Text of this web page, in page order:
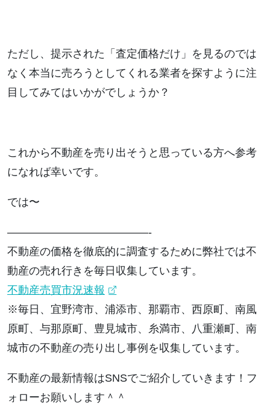
ただし、提示された「査定価格だけ」を見るのでは
なく本当に売ろうとしてくれる業者を探すように注
目してみてはいかがでしょうか？
これから不動産を売り出そうと思っている方へ参考
になれば幸いです。
では〜
—————————————-
不動産の価格を徹底的に調査するために弊社では不
動産の売れ行きを毎日収集しています。
不動産売買市況速報
※毎日、宜野湾市、浦添市、那覇市、西原町、南風
原町、与那原町、豊見城市、糸満市、八重瀬町、南
城市の不動産の売り出し事例を収集しています。
不動産の最新情報はSNSでご紹介していきます！フ
ォローお願いします＾＾